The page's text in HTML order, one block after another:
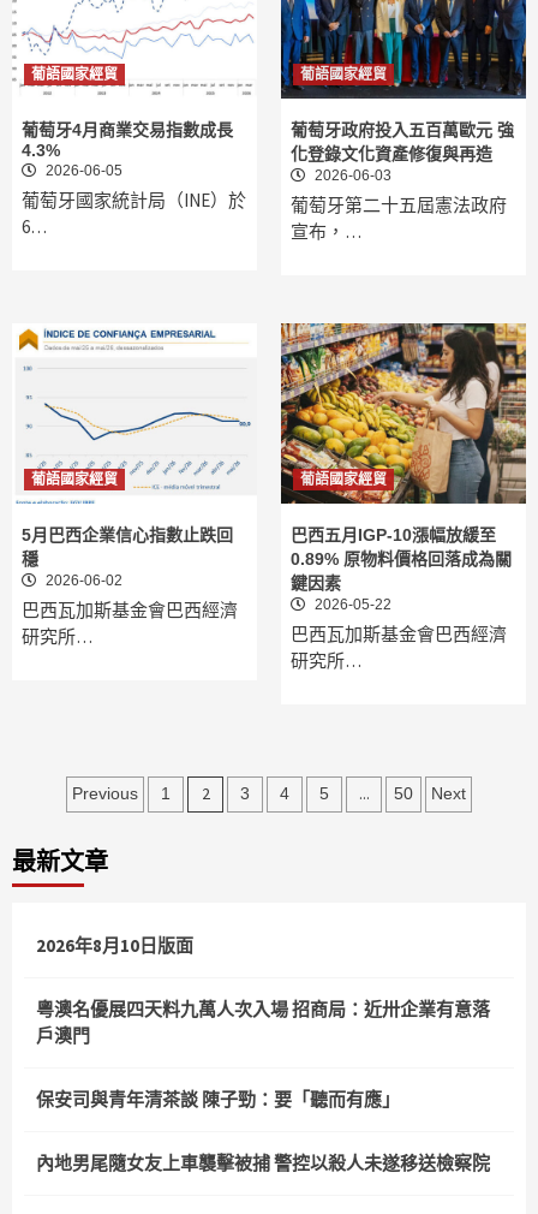
葡語國家經貿
葡萄牙4月商業交易指數成長
4.3%
2026-06-05
葡萄牙國家統計局（INE）於
6…
葡語國家經貿
葡萄牙政府投入五百萬歐元 強
化登錄文化資產修復與再造
2026-06-03
葡萄牙第二十五屆憲法政府
宣布，…
葡語國家經貿
5月巴西企業信心指數止跌回
穩
2026-06-02
巴西瓦加斯基金會巴西經濟
研究所…
葡語國家經貿
巴西五月IGP-10漲幅放緩至
0.89% 原物料價格回落成為關
鍵因素
2026-05-22
巴西瓦加斯基金會巴西經濟
研究所…
文
分
Previous 1 2 3 4 5 ... 50 Next
最新文章
2026年8月10日版面
粵澳名優展四天料九萬人次入場 招商局：近卅企業有意落
戶澳門
保安司與青年清茶談 陳子勁：要「聽而有應」
內地男尾隨女友上車襲擊被捕 警控以殺人未遂移送檢察院